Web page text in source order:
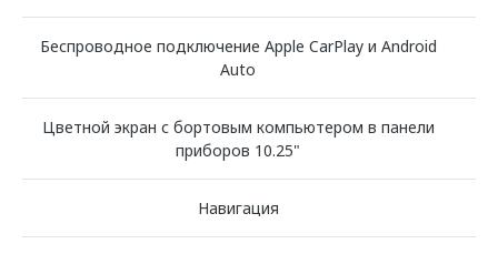
Беспроводное подключение Apple CarPlay и Android
Auto
Цветной экран с бортовым компьютером в панели
приборов 10.25"
Навигация